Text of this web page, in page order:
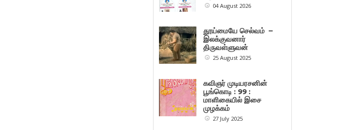
04 August 2026
தூய்மையே செல்வம் –
இலக்குவனார்
திருவள்ளுவன்
25 August 2025
கவிஞர் முடியரசனின்
பூங்கொடி : 99 :
மாளிகையில் இசை
முழக்கம்
27 July 2025